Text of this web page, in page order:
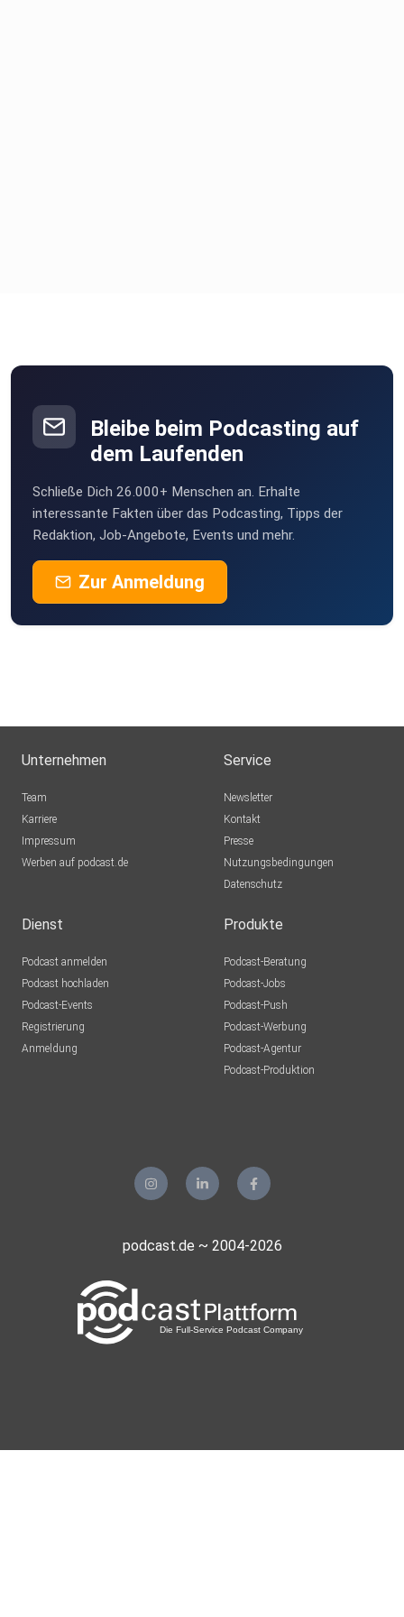
Bleibe beim Podcasting auf
dem Laufenden
Schließe Dich 26.000+ Menschen an. Erhalte
interessante Fakten über das Podcasting, Tipps der
Redaktion, Job-Angebote, Events und mehr.
Zur Anmeldung
Unternehmen
Team
Karriere
Impressum
Werben auf podcast.de
Service
Newsletter
Kontakt
Presse
Nutzungsbedingungen
Datenschutz
Dienst
Podcast anmelden
Podcast hochladen
Podcast-Events
Registrierung
Anmeldung
Produkte
Podcast-Beratung
Podcast-Jobs
Podcast-Push
Podcast-Werbung
Podcast-Agentur
Podcast-Produktion
podcast.de ~ 2004-2026